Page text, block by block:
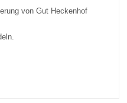
von Gut Heckenhof